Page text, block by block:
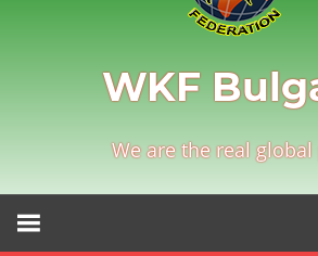
WKF
We are the real